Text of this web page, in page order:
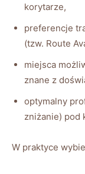
korytarze,
preferencje
(tzw. Route
miejsca
znane z
optymalny
zniżanie) pod
W praktyce